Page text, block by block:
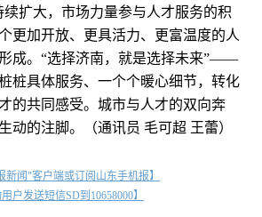
续扩大，市场力量参与人才服务的积
更加开放、更具活力、更富温度的人
成。“选择济南，就是选择未来”——
桩具体服务、一个个暖心细节，转化
的共同感受。城市与人才的双向奔
动的注脚。（通讯员 毛可超 王蕾）
新闻"客户端或订阅山东手机报】
户发送短信SD到10658000】